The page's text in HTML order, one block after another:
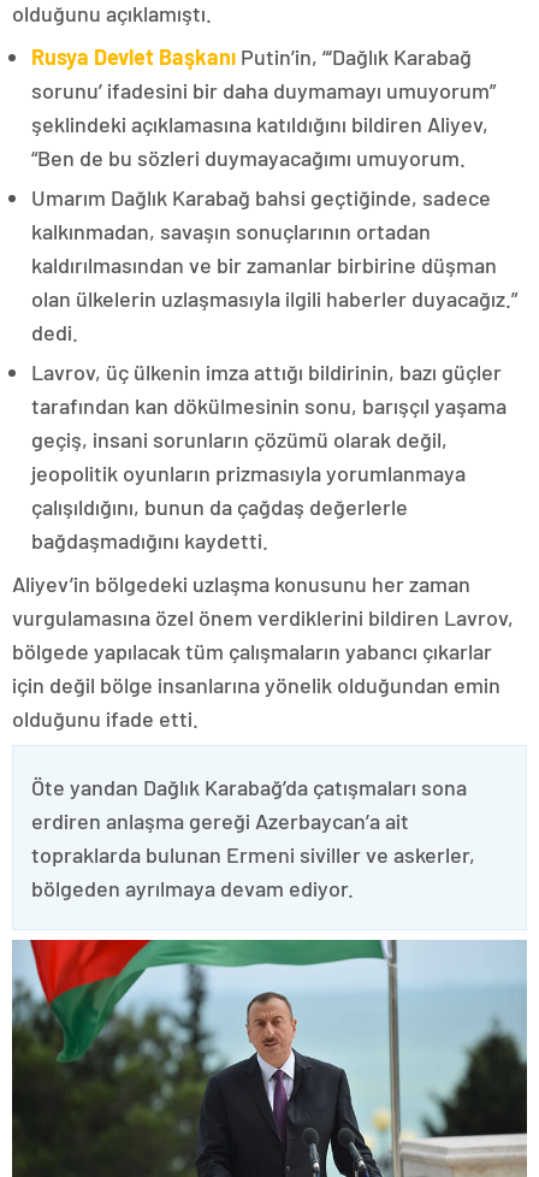
olduğunu açıklamıştı.
Rusya Devlet Başkanı Putin’in, “‘Dağlık Karabağ
sorunu’ ifadesini bir daha duymamayı umuyorum”
şeklindeki açıklamasına katıldığını bildiren Aliyev,
“Ben de bu sözleri duymayacağımı umuyorum.
Umarım Dağlık Karabağ bahsi geçtiğinde, sadece
kalkınmadan, savaşın sonuçlarının ortadan
kaldırılmasından ve bir zamanlar birbirine düşman
olan ülkelerin uzlaşmasıyla ilgili haberler duyacağız.”
dedi.
Lavrov, üç ülkenin imza attığı bildirinin, bazı güçler
tarafından kan dökülmesinin sonu, barışçıl yaşama
geçiş, insani sorunların çözümü olarak değil,
jeopolitik oyunların prizmasıyla yorumlanmaya
çalışıldığını, bunun da çağdaş değerlerle
bağdaşmadığını kaydetti.
Aliyev’in bölgedeki uzlaşma konusunu her zaman
vurgulamasına özel önem verdiklerini bildiren Lavrov,
bölgede yapılacak tüm çalışmaların yabancı çıkarlar
için değil bölge insanlarına yönelik olduğundan emin
olduğunu ifade etti.
Öte yandan Dağlık Karabağ’da çatışmaları sona
erdiren anlaşma gereği Azerbaycan’a ait
topraklarda bulunan Ermeni siviller ve askerler,
bölgeden ayrılmaya devam ediyor.